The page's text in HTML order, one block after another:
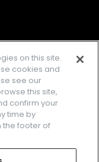
instagramtwitter
Settings
on this site.
cookies and
see our
this site,
confirm your
time by
the footer of